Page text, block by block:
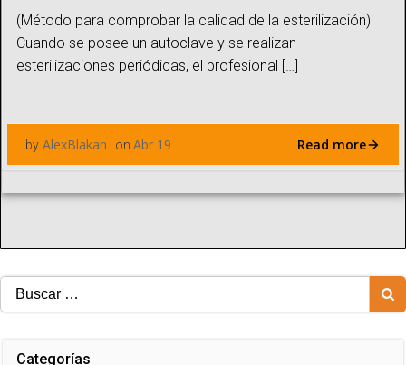
(Método para comprobar la calidad de la esterilización)
Cuando se posee un autoclave y se realizan
esterilizaciones periódicas, el profesional […]
by AlexBlakan on Abr 19 Read more
Buscar:
Categorías